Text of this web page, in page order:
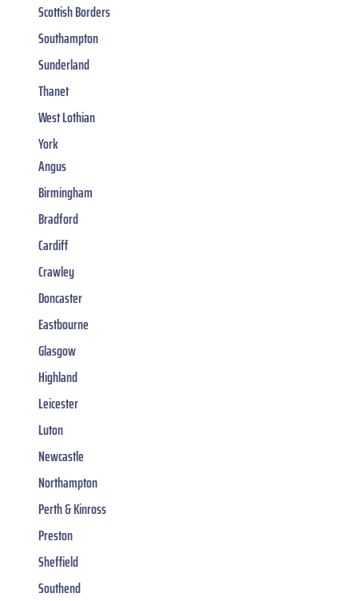
Scottish Borders
Southampton
Sunderland
Thanet
West Lothian
York
Angus
Birmingham
Bradford
Cardiff
Crawley
Doncaster
Eastbourne
Glasgow
Highland
Leicester
Luton
Newcastle
Northampton
Perth & Kinross
Preston
Sheffield
Southend